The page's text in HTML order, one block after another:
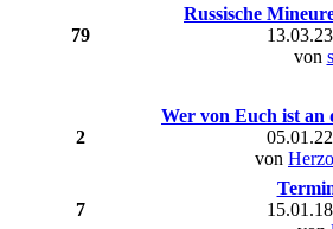
79
Russische
von
2
Wer von Euch ist an
von
7